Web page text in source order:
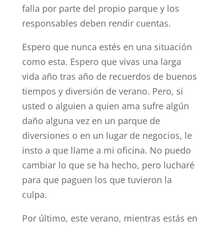
falla por parte del propio parque y los
responsables deben rendir cuentas.
Espero que nunca estés en una situación
como esta. Espero que vivas una larga
vida año tras año de recuerdos de buenos
tiempos y diversión de verano. Pero, si
usted o alguien a quien ama sufre algún
daño alguna vez en un parque de
diversiones o en un lugar de negocios, le
insto a que llame a mi oficina. No puedo
cambiar lo que se ha hecho, pero lucharé
para que paguen los que tuvieron la
culpa.
Por último, este verano, mientras estás en